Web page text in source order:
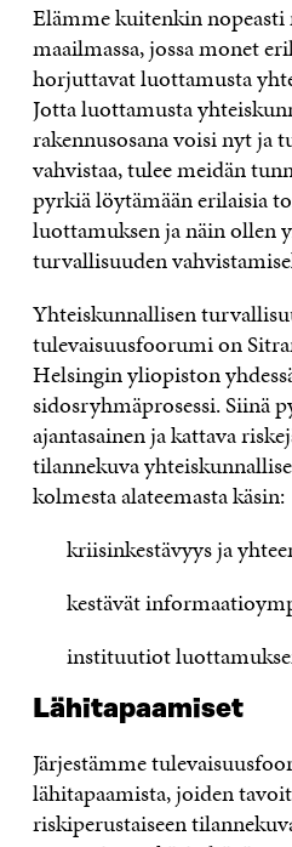
Elämme kuitenkin nopeasti
maailmassa, jossa monet
horjuttavat luottamusta
Jotta luottamusta
rakennusosana voisi nyt ja
vahvistaa, tulee meidän
pyrkiä löytämään erilaisia
luottamuksen ja näin ollen
turvallisuuden
Yhteiskunnallisen
tulevaisuusfoorumi on
Helsingin yliopiston
sidosryhmäprosessi. Siinä
ajantasainen ja kattava
tilannekuva
kolmesta alateemasta käsin:
kriisinkestävyys ja
kestävät
instituutiot
Lähitapaamiset
Järjestämme
lähitapaamista, joiden
riskiperustaiseen